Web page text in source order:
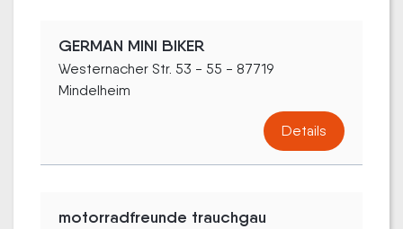
GERMAN MINI BIKER
Westernacher Str. 53 - 55 - 87719
Mindelheim
Details
motorradfreunde trauchgau